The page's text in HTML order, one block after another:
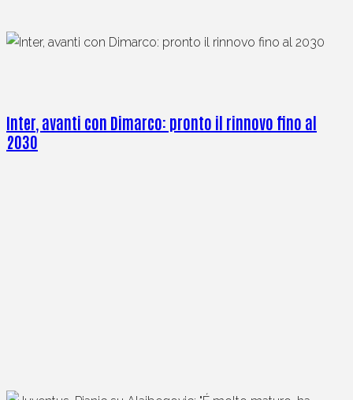
Inter, avanti con Dimarco: pronto il rinnovo fino al
2030